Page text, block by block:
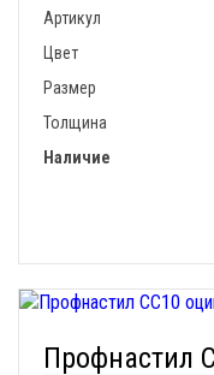
Артикул
Цвет
Размер
Толщина
Наличие
Профнастил